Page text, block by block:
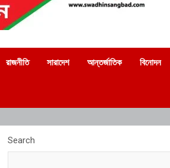
রাজনীতি সারাদেশ আন্তর্জাতিক বিনোদন
Search